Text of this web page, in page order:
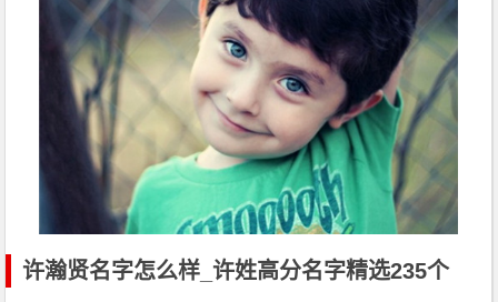
许瀚贤名字怎么样_许姓高分名字精选235个